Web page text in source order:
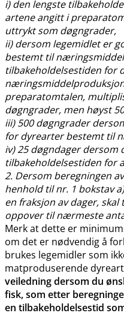
i) den lengste
artene angitt i
uttrykt som døgngrader,
ii) dersom legemidlet er
bestemt til
tilbakeholdelsestiden for
preparatomtalen,
døgngrader, men høyst
iii) 500 døgngrader
for dyrearter bestemt til
iv) 25 døgndager dersom
tilbakeholdelsestiden for
2. Dersom beregningen
henhold til nr. 1 bokstav
en fraksjon av dager,
oppover til nærmeste
Merk at dette er
om det er nødvendig å
brukes legemidler som
matproduserende
veiledning dersom du
fisk, som etter
en tilbakeholdelsestid